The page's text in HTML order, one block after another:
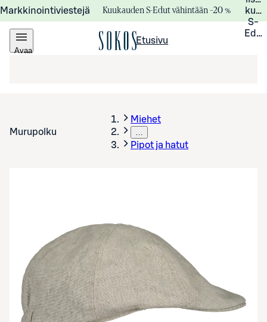
Markkinointiviestejä Kuukauden S-Edut vähintään –20 %
S-
Avaa
Etusivu
Murupolku
Miehet
…
Pipot ja hatut
Avaa tuotekuva suurennettuna